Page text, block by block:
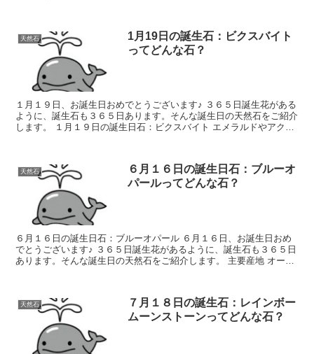
天然石
1月19日の誕生石：ビクスバイト
ってどんな石？
１月１９日、お誕生日おめでとうございます♪ ３６５日誕生花がある
ように、誕生石も３６５日あります。そんな誕生日の天然石をご紹介
します。 １月１９日の誕生日石：ビクスバイト エメラルドやアクア
天然石
６月１６日の誕生日石：ブルーオ
パールってどんな石？
６月１６日の誕生日石：ブルーオパール ６月１６日、お誕生日おめ
でとうございます♪ ３６５日誕生花があるように、誕生石も３６５日
あります。そんな誕生日の天然石をご紹介します。 主要産地 オース
天然石
７月１８日の誕生石：レインボー
ムーンストーンってどんな石？